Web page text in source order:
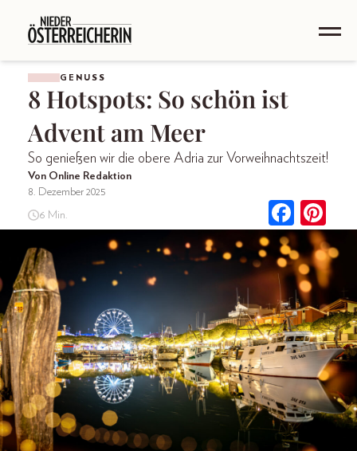
GENUSS
8 Hotspots: So schön ist
Advent am Meer
So genießen wir die obere Adria zur Vorweihnachtszeit!
Von Online Redaktion
8. Dezember 2025
6 Min.